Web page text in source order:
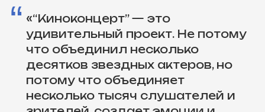
“ «“Киноконцерт” — это
удивительный проект. Не потому
что объединил несколько
десятков звездных актеров, но
потому что объединяет
несколько тысяч слушателей и